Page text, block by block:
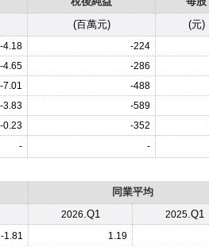
(百萬元) (元)
-4.18 -224
-4.65 -286
-7.01 -488
-3.83 -589
-0.23 -352
- -
同業平均
2026.Q1 2025.Q1
-1.81 1.19